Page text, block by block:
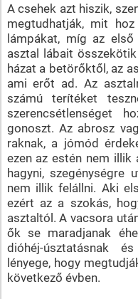
A csehek azt hiszik,
megtudhatják, mit
lámpákat, míg az
asztal lábait
házat a betörőktől, az
ami erőt ad. Az
számú terítéket
szerencsétlenséget
gonoszt. Az abrosz
raknak, a jómód
ezen az estén nem
hagyni, szegénységre
nem illik felállni. Aki
ezért az a szokás,
asztaltól. A vacsora
ők se maradjanak
dióhéj-úsztatásnak
lényege, hogy
következő évben.